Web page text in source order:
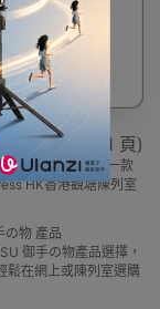
$1,480
1 - 1 / 1 (共 1 頁)
全線有售，總有一款
HK香港觀塘陳列室
の物 產品
御手の物產品選擇，
鬆在網上或陳列室選購